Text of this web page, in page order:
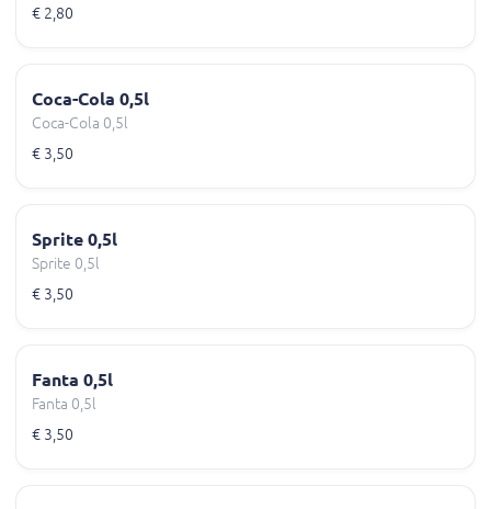
€ 2,80
Coca-Cola 0,5l
Coca-Cola 0,5l
€ 3,50
Sprite 0,5l
Sprite 0,5l
€ 3,50
Fanta 0,5l
Fanta 0,5l
€ 3,50